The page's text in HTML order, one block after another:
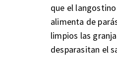
que el
alimenta de
limpios las
desparasitan el